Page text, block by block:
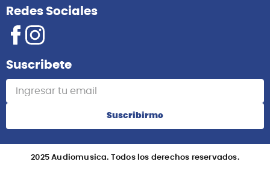
Redes Sociales
Suscribete
Suscribirme
2025 Audiomusica. Todos los derechos reservados.